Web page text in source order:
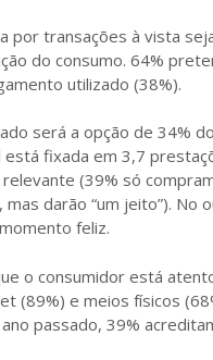
por transações à vista
do consumo. 64%
utilizado (38%).
será a opção de 34%
está fixada em 3,7
(39% só
mas darão “um jeito”).
feliz.
o consumidor está
(89%) e meios físicos
passado, 39%